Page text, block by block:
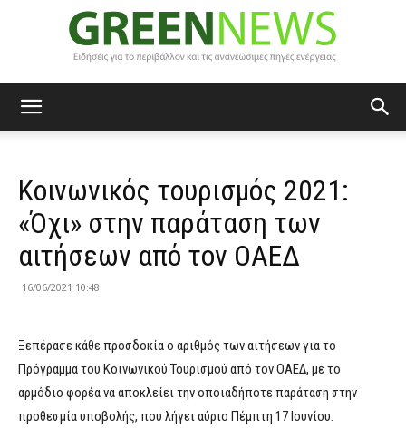
News
Κοινωνικός τουρισμός 2021:
«Όχι» στην παράταση των
αιτήσεων από τον ΟΑΕΔ
16/06/2021 10:48
Ξεπέρασε κάθε προσδοκία ο αριθμός των αιτήσεων για το
Πρόγραμμα του Κοινωνικού Τουρισμού από τον ΟΑΕΔ, με το
αρμόδιο φορέα να αποκλείει την οποιαδήποτε παράταση στην
προθεσμία υποβολής, που λήγει αύριο Πέμπτη 17 Ιουνίου.